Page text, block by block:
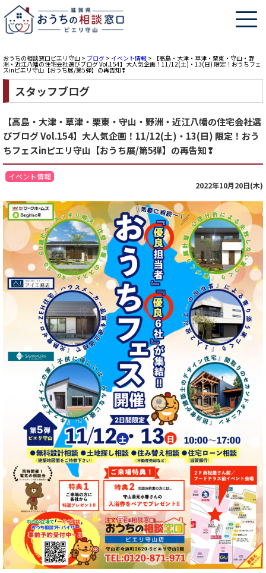
おうちの相談窓口ピエリ守山 > ブログ > イベント情報 > 【高島・大津・草津・栗東・守山・野
洲・近江八幡の住宅会社選びブログ Vol.154】大人気企画！11/12(土)・13(日) 限定！おうちフェ
スinピエリ守山【おうち展/第5弾】の再告知❢
スタッフブログ
【高島・大津・草津・栗東・守山・野洲・近江八幡の住宅会社選
びブログ Vol.154】大人気企画！11/12(土)・13(日) 限定！おう
ちフェスinピエリ守山【おうち展/第5弾】の再告知❢
イベント情報
2022年10月20日(木)